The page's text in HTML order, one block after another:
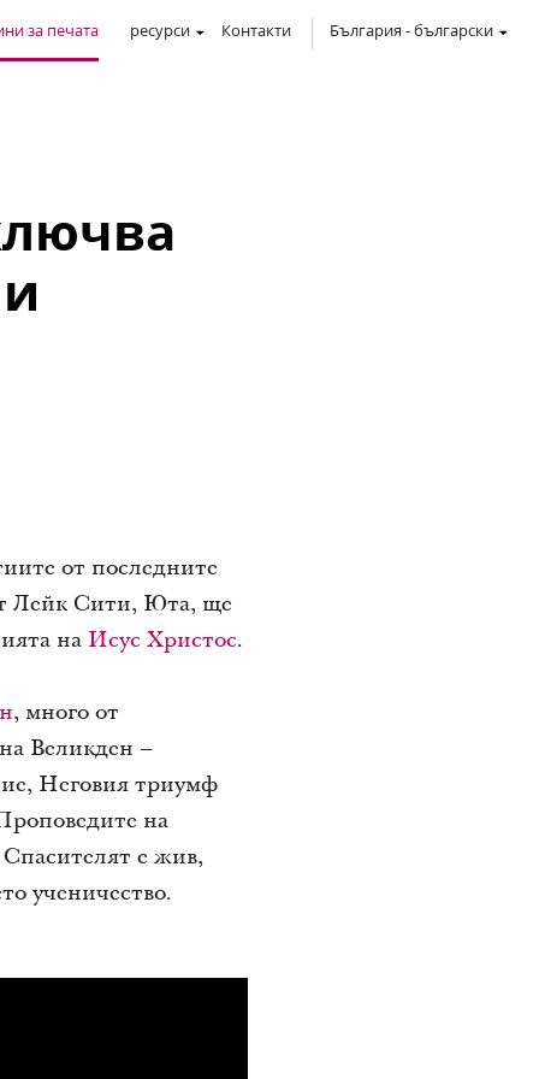
за печата ресурси Контакти България -български
от последните
Лейк Сити, Юта, ще
на Исус Христос.
, много от
Великден –
Неговия триумф
на
Спасителят е жив,
ученичество.